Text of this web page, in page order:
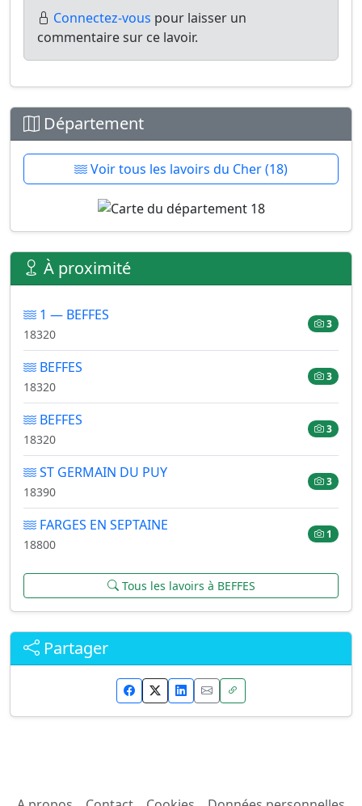
Connectez-vous pour laisser un
commentaire sur ce lavoir.
Département
Voir tous les lavoirs du Cher (18)
À proximité
1 — BEFFES
18320
3
BEFFES
18320
3
BEFFES
18320
3
ST GERMAIN DU PUY
18390
3
FARGES EN SEPTAINE
18800
1
Tous les lavoirs à BEFFES
Partager